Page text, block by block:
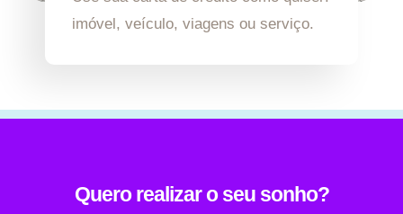
imóvel, veículo, viagens ou serviço.
Quero realizar o seu sonho?